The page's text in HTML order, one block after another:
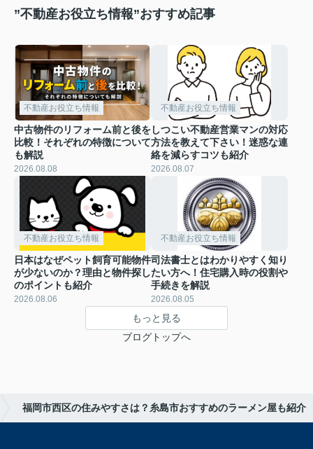
”不動産お役立ち情報”おすすめ記事
不動産お役立ち情報
中古物件のリフォーム前と後を
比較！それぞれの特徴について
も解説
2026.08.08
不動産お役立ち情報
しつこい不動産営業マンの対応
方法を教えて下さい！迷惑な連
絡を減らすコツも紹介
2026.08.07
不動産お役立ち情報
日本はなぜペット飼育可能物件
が少ないのか？理由と物件探し
のポイントも紹介
2026.08.06
不動産お役立ち情報
司法書士とはわかりやすく知り
たい方へ！住宅購入時の役割や
手続きを解説
2026.08.05
もっと見る
ブログトップへ
福岡市西区の住みやすさは？糸島市おすすめのラーメン屋も紹介